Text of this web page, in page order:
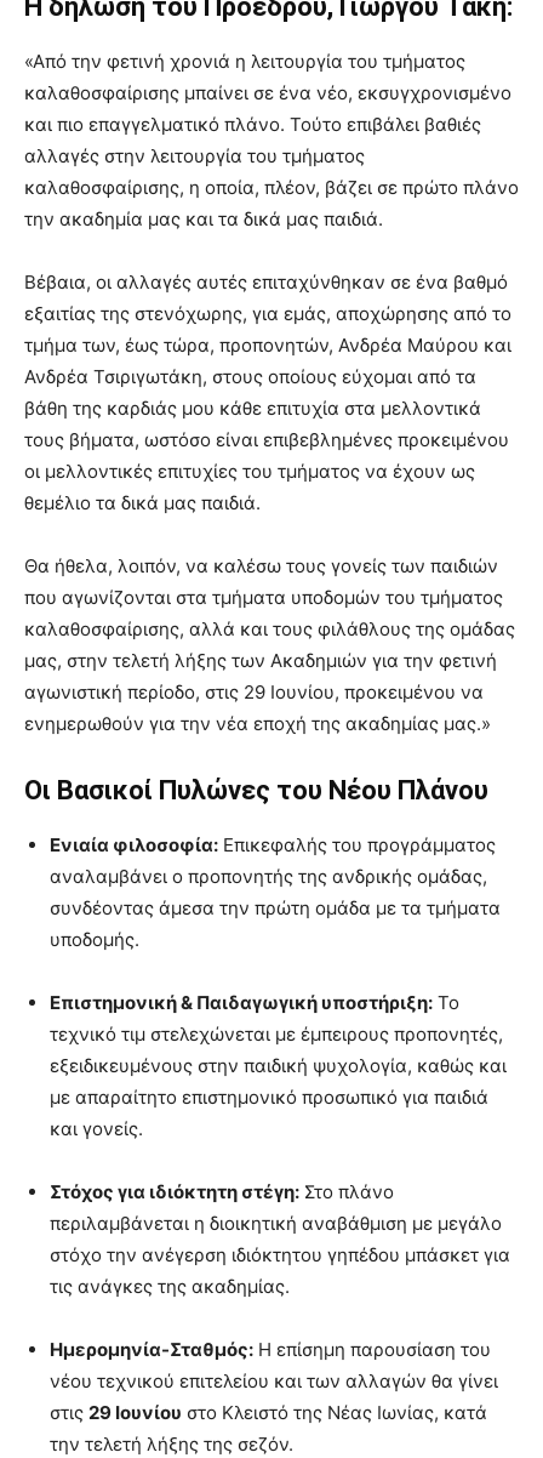
Η δήλωση του Προέδρου, Γιώργου Τάκη:
«Από την φετινή χρονιά η λειτουργία του τμήματος
καλαθοσφαίρισης μπαίνει σε ένα νέο, εκσυγχρονισμένο
και πιο επαγγελματικό πλάνο. Τούτο επιβάλει βαθιές
αλλαγές στην λειτουργία του τμήματος
καλαθοσφαίρισης, η οποία, πλέον, βάζει σε πρώτο πλάνο
την ακαδημία μας και τα δικά μας παιδιά.
Βέβαια, οι αλλαγές αυτές επιταχύνθηκαν σε ένα βαθμό
εξαιτίας της στενόχωρης, για εμάς, αποχώρησης από το
τμήμα των, έως τώρα, προπονητών, Ανδρέα Μαύρου και
Ανδρέα Τσιριγωτάκη, στους οποίους εύχομαι από τα
βάθη της καρδιάς μου κάθε επιτυχία στα μελλοντικά
τους βήματα, ωστόσο είναι επιβεβλημένες προκειμένου
οι μελλοντικές επιτυχίες του τμήματος να έχουν ως
θεμέλιο τα δικά μας παιδιά.
Θα ήθελα, λοιπόν, να καλέσω τους γονείς των παιδιών
που αγωνίζονται στα τμήματα υποδομών του τμήματος
καλαθοσφαίρισης, αλλά και τους φιλάθλους της ομάδας
μας, στην τελετή λήξης των Ακαδημιών για την φετινή
αγωνιστική περίοδο, στις 29 Ιουνίου, προκειμένου να
ενημερωθούν για την νέα εποχή της ακαδημίας μας.»
Οι Βασικοί Πυλώνες του Νέου Πλάνου
Ενιαία φιλοσοφία: Επικεφαλής του προγράμματος
αναλαμβάνει ο προπονητής της ανδρικής ομάδας,
συνδέοντας άμεσα την πρώτη ομάδα με τα τμήματα
υποδομής.
Επιστημονική & Παιδαγωγική υποστήριξη: Το
τεχνικό τιμ στελεχώνεται με έμπειρους προπονητές,
εξειδικευμένους στην παιδική ψυχολογία, καθώς και
με απαραίτητο επιστημονικό προσωπικό για παιδιά
και γονείς.
Στόχος για ιδιόκτητη στέγη: Στο πλάνο
περιλαμβάνεται η διοικητική αναβάθμιση με μεγάλο
στόχο την ανέγερση ιδιόκτητου γηπέδου μπάσκετ για
τις ανάγκες της ακαδημίας.
Ημερομηνία-Σταθμός: Η επίσημη παρουσίαση του
νέου τεχνικού επιτελείου και των αλλαγών θα γίνει
στις 29 Ιουνίου στο Κλειστό της Νέας Ιωνίας, κατά
την τελετή λήξης της σεζόν.